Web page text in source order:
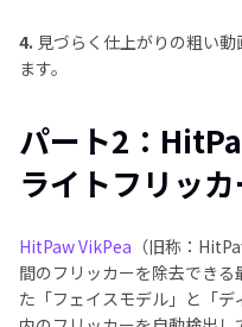
4. 見づらく仕上がりの粗い
ます。
パート2：
ライトフリッ
HitPaw VikPea （旧称：
間のフリッカーを除去でき
た「フェイスモデル」と「